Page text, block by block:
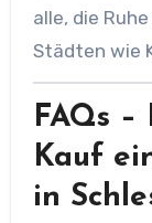
alle, die
Städten wie
FAQs
Kauf
in